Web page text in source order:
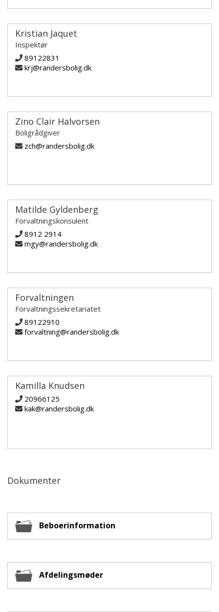
Kristian Jaquet
Inspektør
89122831
krj@randersbolig.dk
Zino Clair Halvorsen
Boligrådgiver
zch@randersbolig.dk
Matilde Gyldenberg
Forvaltningskonsulent
8912 2914
mgy@randersbolig.dk
Forvaltningen
Forvaltningssekretariatet
89122910
forvaltning@randersbolig.dk
Kamilla Knudsen
20966125
kak@randersbolig.dk
Dokumenter
Beboerinformation
Afdelingsmøder